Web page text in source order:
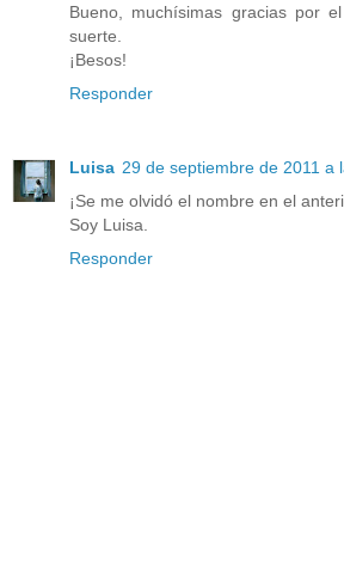
Bueno, muchísimas gracias por
suerte.
¡Besos!
Responder
Luisa 29 de septiembre de 2011 a
¡Se me olvidó el nombre en el
Soy Luisa.
Responder